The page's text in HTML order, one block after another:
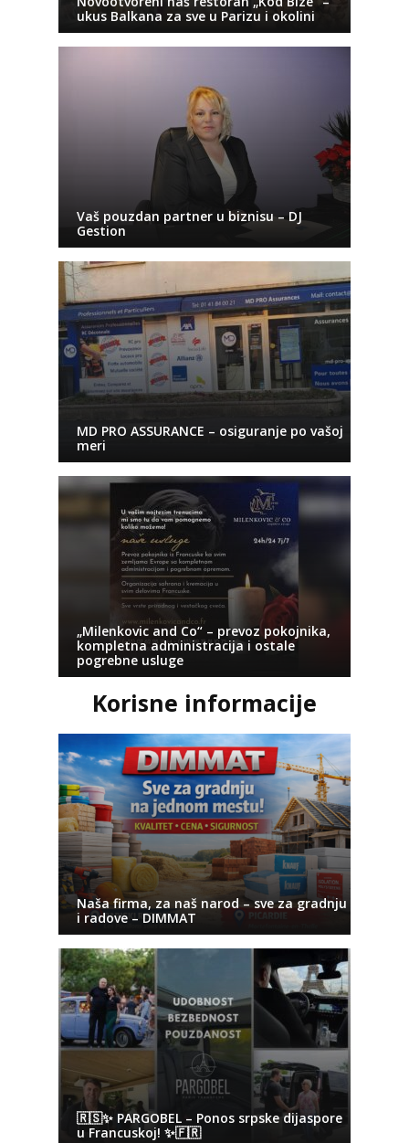
ukus Balkana za sve u Parizu i okolini
Vaš pouzdan partner u biznisu – DJ
Gestion
MD PRO ASSURANCE – osiguranje po vašoj
meri
„Milenkovic and Co“ – prevoz pokojnika,
kompletna administracija i ostale
pogrebne usluge
Korisne informacije
Naša firma, za naš narod – sve za gradnju
i radove – DIMMAT
🇷🇸✨ PARGOBEL – Ponos srpske dijaspore
u Francuskoj! ✨🇫🇷